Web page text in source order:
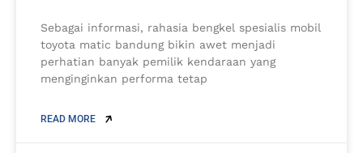
Sebagai informasi, rahasia bengkel spesialis mobil
toyota matic bandung bikin awet menjadi
perhatian banyak pemilik kendaraan yang
menginginkan performa tetap
READ MORE